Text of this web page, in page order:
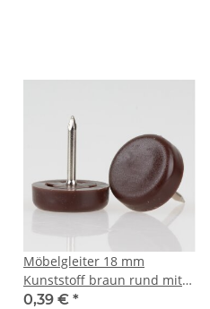
Möbelgleiter 18 mm
Kunststoff braun rund mit
Nagel – Bodenschoner
0,39 € *